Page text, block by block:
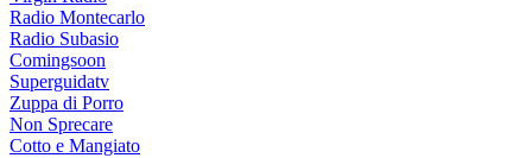
Radio Montecarlo
Radio Subasio
Comingsoon
Superguidatv
Zuppa di Porro
Non Sprecare
Cotto e Mangiato